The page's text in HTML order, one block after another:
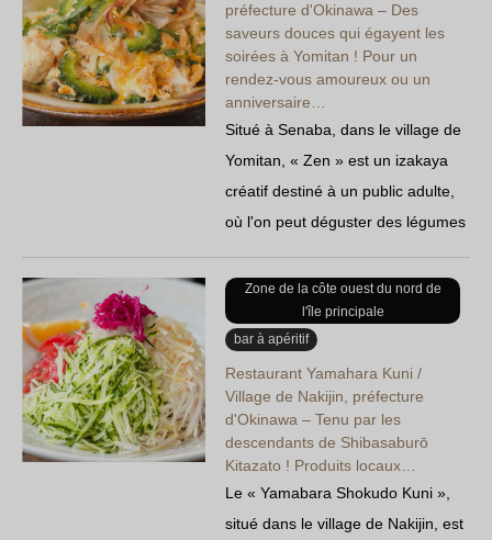
bouillon blanc de porc préparés
avec soin, ainsi qu'une sauce au
sucre de canne très onctueuse…
préfecture d'Okinawa – Des
saveurs douces qui égayent les
soirées à Yomitan ! Pour un
rendez-vous amoureux ou un
anniversaire…
Situé à Senaba, dans le village de
Yomitan, « Zen » est un izakaya
créatif destiné à un public adulte,
où l'on peut déguster des légumes
locaux, du poisson frais livré
directement du port de pêche et
du tofu de l'île préparé
artisanalement avec le plus grand
soin. Les spécialités d'Okinawa,
telles que la crevette de Ginoza et
le porc Aguu…
Zone de la côte ouest du nord de
l'île principale
bar à apéritif
Restaurant Yamahara Kuni /
Village de Nakijin, préfecture
d'Okinawa – Tenu par les
descendants de Shibasaburō
Kitazato ! Produits locaux…
Le « Yamabara Shokudo Kuni »,
situé dans le village de Nakijin, est